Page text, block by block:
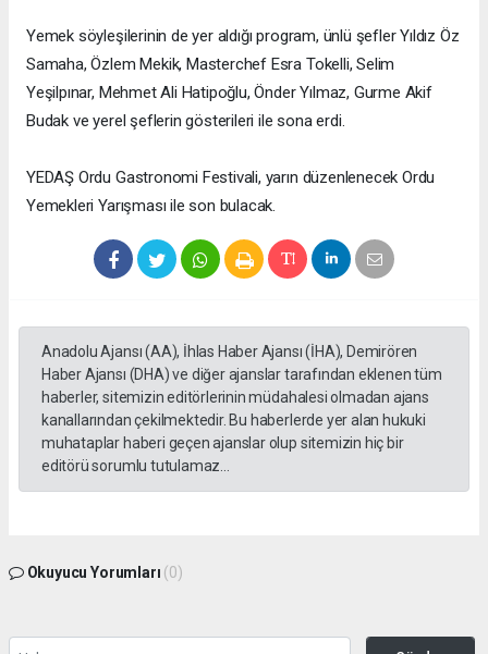
Yemek söyleşilerinin de yer aldığı program, ünlü şefler Yıldız Öz
Samaha, Özlem Mekik, Masterchef Esra Tokelli, Selim
Yeşilpınar, Mehmet Ali Hatipoğlu, Önder Yılmaz, Gurme Akif
Budak ve yerel şeflerin gösterileri ile sona erdi.
YEDAŞ Ordu Gastronomi Festivali, yarın düzenlenecek Ordu
Yemekleri Yarışması ile son bulacak.
Anadolu Ajansı (AA), İhlas Haber Ajansı (İHA), Demirören
Haber Ajansı (DHA) ve diğer ajanslar tarafından eklenen tüm
haberler, sitemizin editörlerinin müdahalesi olmadan ajans
kanallarından çekilmektedir. Bu haberlerde yer alan hukuki
muhataplar haberi geçen ajanslar olup sitemizin hiç bir
editörü sorumlu tutulamaz...
Okuyucu Yorumları (0)